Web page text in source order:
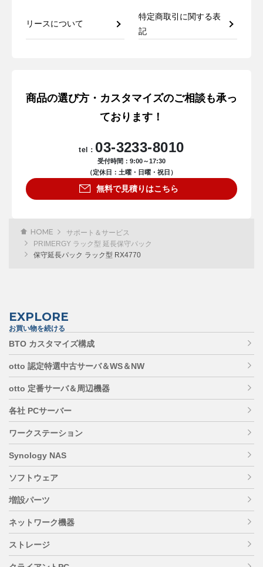
リースについて
特定商取引に関する表
記
商品の選び方・カスタマイズのご相談も承っ
ております！
tel： 03-3233-8010
受付時間：9:00～17:30
（定休日：土曜・日曜・祝日）
無料で見積りはこちら
HOME
サポート＆サービス
PRIMERGY ラック型 延長保守パック
保守延長パック ラック型 RX4770
EXPLORE
お買い物を続ける
BTO カスタマイズ構成
otto 認定特選中古サーバ＆WS＆NW
otto 定番サーバ＆周辺機器
各社 PCサーバー
ワークステーション
Synology NAS
ソフトウェア
増設パーツ
ネットワーク機器
ストレージ